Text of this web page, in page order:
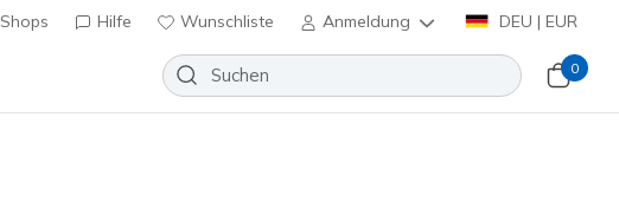
Shops Hilfe Wunschliste Anmeldung DEU | EUR
0